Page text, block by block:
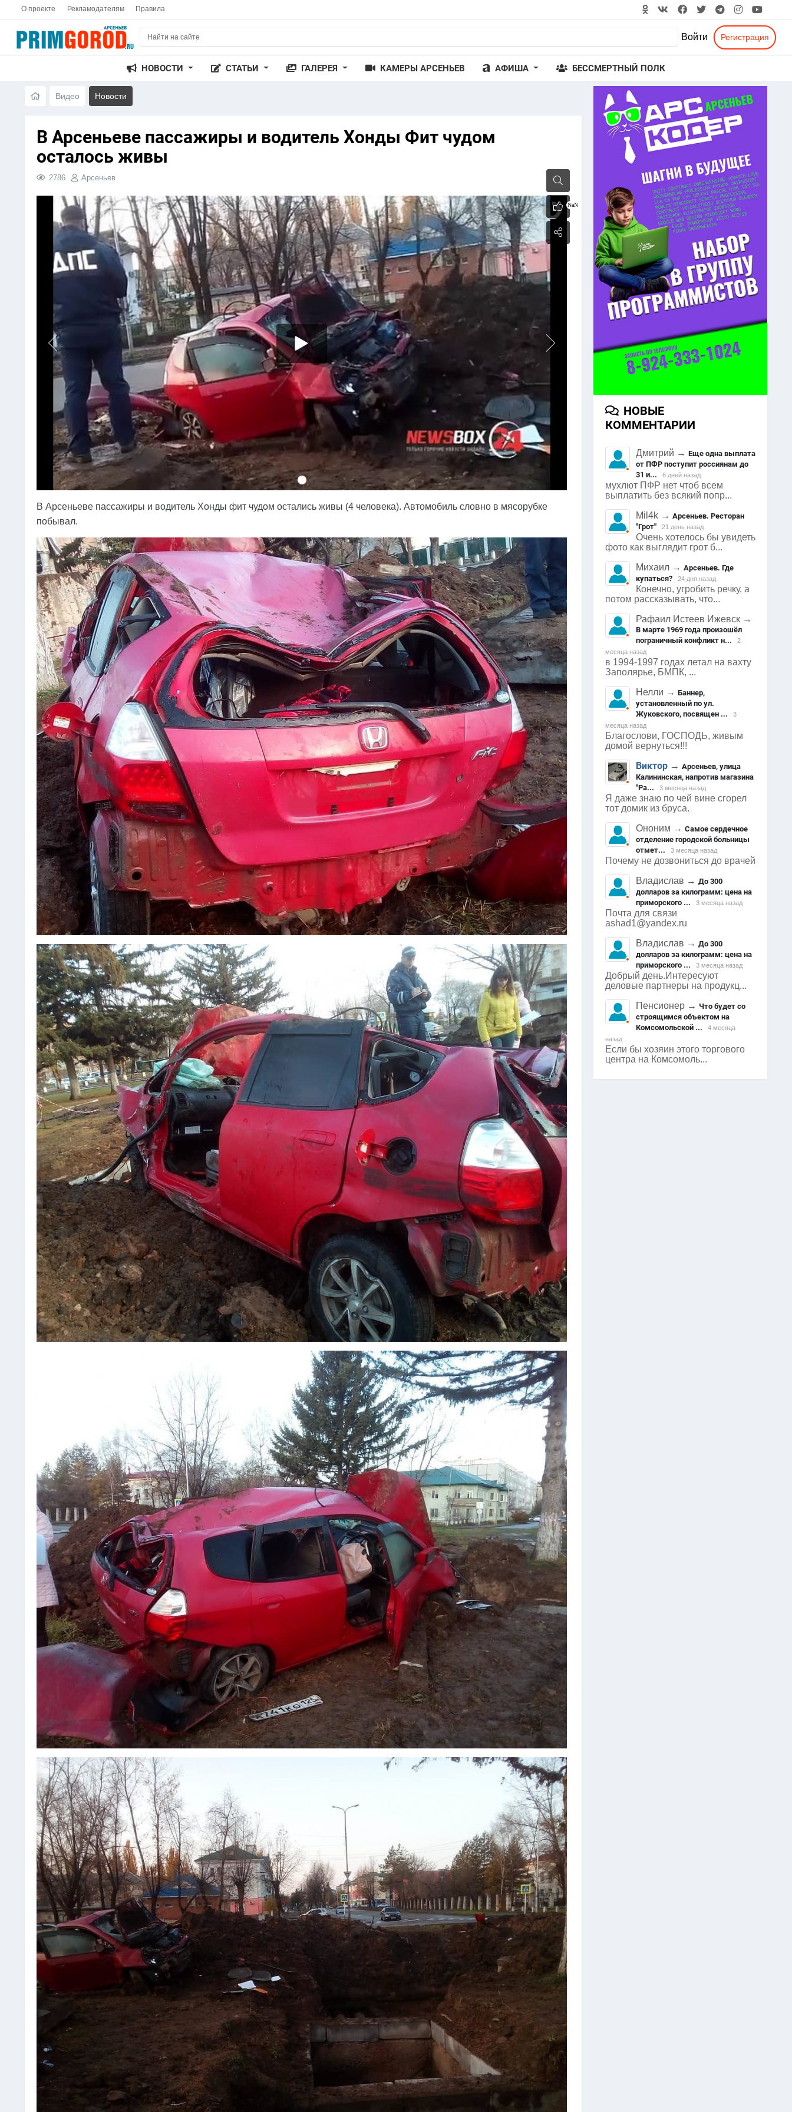
О проекте Рекламодателям Правила
Войти Регистрация
НОВОСТИ СТАТЬИ ГАЛЕРЕЯ КАМЕРЫ АРСЕНЬЕВ АФИША БЕССМЕРТНЫЙ ПОЛК
Видео Новости
В Арсеньеве пассажиры и водитель Хонды Фит чудом
осталось живы
NaN
2786 Арсеньев
В Арсеньеве пассажиры и водитель Хонды фит чудом остались живы (4 человека). Автомобиль словно в мясорубке
побывал.
НОВЫЕ
КОММЕНТАРИИ
Дмитрий →Еще одна выплата
от ПФР поступит россиянам до
31 и...
6 дней назад
мухлют ПФР нет чтоб всем
выплатить без всякий попр...
Mil4k →Арсеньев. Ресторан
"Грот"
21 день назад
Очень хотелось бы увидеть
фото как выглядит грот б...
Михаил →Арсеньев. Где
купаться?
24 дня назад
Конечно, угробить речку, а
потом рассказывать, что...
Рафаил Истеев Ижевск →
В марте 1969 года произошёл
пограничный конфликт н...
2
месяца назад
в 1994-1997 годах летал на вахту
Заполярье, БМПК, ...
Нелли →Баннер,
установленный по ул.
Жуковского, посвящен ...
3
месяца назад
Благослови, ГОСПОДЬ, живым
домой вернуться!!!
Виктор →Арсеньев, улица
Калининская, напротив магазина
"Ра...
3 месяца назад
Я даже знаю по чей вине сгорел
тот домик из бруса.
Ононим →Самое сердечное
отделение городской больницы
отмет...
3 месяца назад
Почему не дозвониться до врачей
Владислав →До 300
долларов за килограмм: цена на
приморского ...
3 месяца назад
Почта для связи
ashad1@yandex.ru
Владислав →До 300
долларов за килограмм: цена на
приморского ...
3 месяца назад
Добрый день.Интересуют
деловые партнеры на продукц...
Пенсионер →Что будет со
строящимся объектом на
Комсомольской ...
4 месяца
назад
Если бы хозяин этого торгового
центра на Комсомоль...